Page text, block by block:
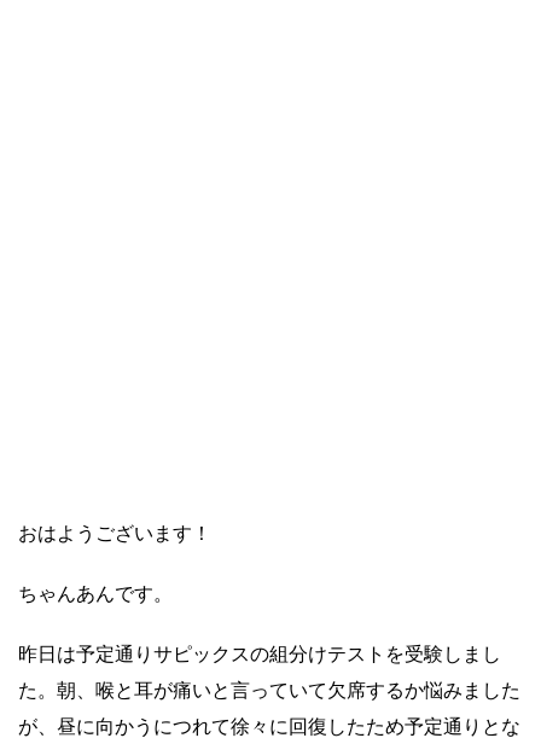
おはようございます！
ちゃんあんです。
昨日は予定通りサピックスの組分けテストを受験しまし
た。朝、喉と耳が痛いと言っていて欠席するか悩みました
が、昼に向かうにつれて徐々に回復したため予定通りとな